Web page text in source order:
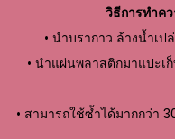
วิธีการทำค
• นำบรากาว ล้างน้ำเ
• นำแผ่นพลาสติกมาแปะเ
• สามารถใช้ซ้ำได้มากกว่า